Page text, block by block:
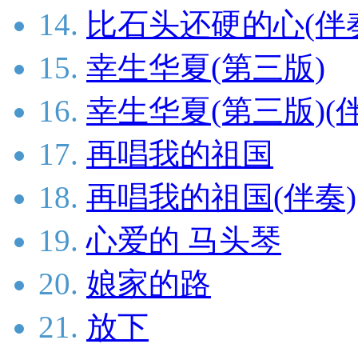
14. 比石头还硬的心(伴
15. 幸生华夏(第三版)
16. 幸生华夏(第三版)(
17. 再唱我的祖国
18. 再唱我的祖国(伴奏)
19. 心爱的 马头琴
20. 娘家的路
21. 放下